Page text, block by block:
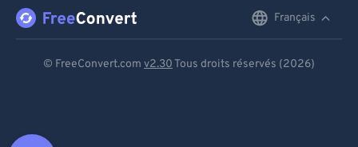
Français
© FreeConvert.com v2.30 Tous droits réservés (2026)